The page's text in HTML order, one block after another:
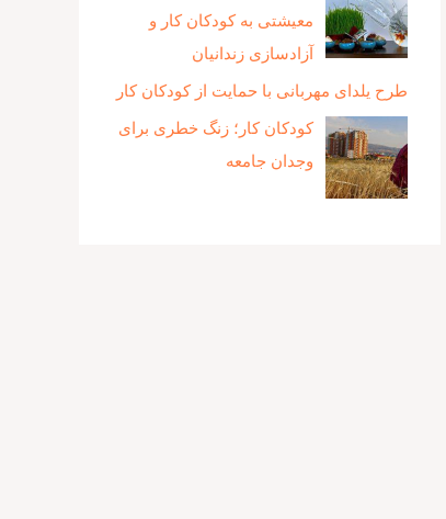
معیشتی به کودکان کار و
آزادسازی زندانیان
طرح یلدای مهربانی با حمایت از کودکان کار
کودکان کار؛ زنگ خطری برای
وجدان جامعه